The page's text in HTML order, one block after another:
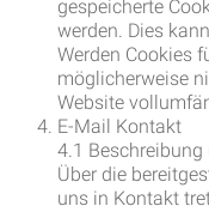
gespeicherte
werden. Dies
Werden Cookies
möglicherweise
Website
E-Mail Kontakt
4.1
Über die
uns in Kontakt